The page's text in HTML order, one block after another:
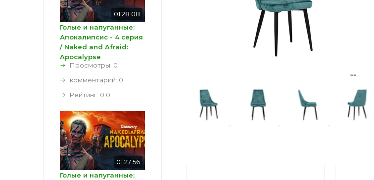
01:28:08
Голые и напуганные:
Апокалипсис - 4 серия
/ Naked and Afraid:
Apocalypse
Просмотры: 0
комментарий: 0
Рейтинг: 0.0
01:27:56
Голые и напуганные: